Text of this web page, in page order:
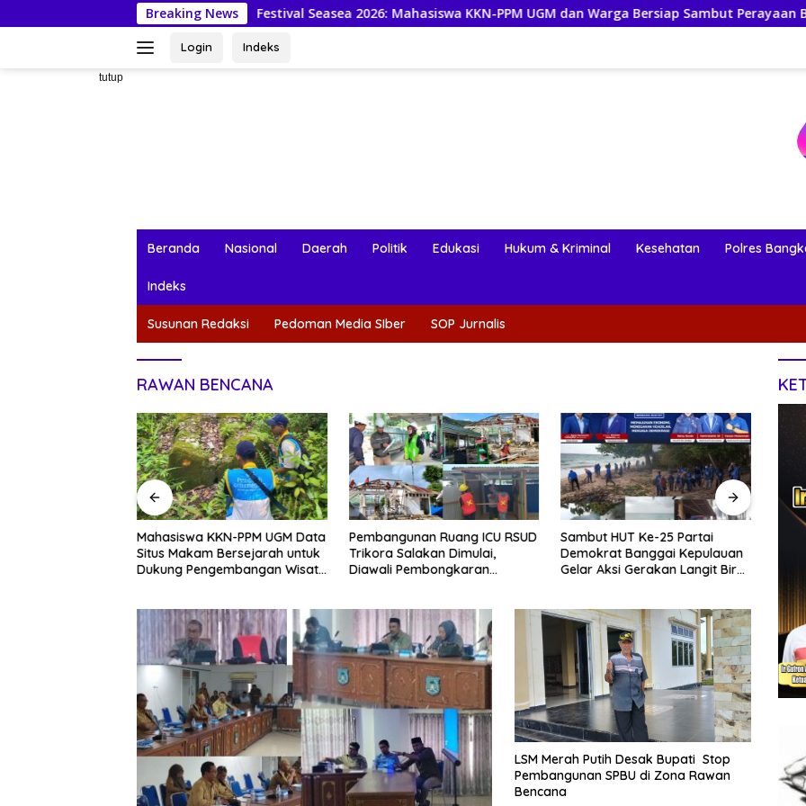
ke
Breaking News
Festival Seasea 2026: Mahasiswa KKN-PPM UGM dan Warga Bersiap Sambut Perayaan Budaya Banggai
Login Indeks
tutup
Beranda Nasional Daerah Politik Edukasi Hukum & Kriminal Kesehatan Polres
Indeks
Susunan Redaksi Pedoman Media SIber SOP Jurnalis
RAWAN BENCANA
Mahasiswa KKN-PPM UGM Data
Situs Makam Bersejarah untuk
Dukung Pengembangan Wisata
Pembangunan Ruang ICU RSUD
Trikora Salakan Dimulai,
Diawali Pembongkaran
Sambut HUT Ke-25 Partai
Demokrat Banggai Kepulauan
Gelar Aksi Gerakan Langit Biru
LSM Merah Putih Desak Bupati Stop
Pembangunan SPBU di Zona Rawan
Bencana